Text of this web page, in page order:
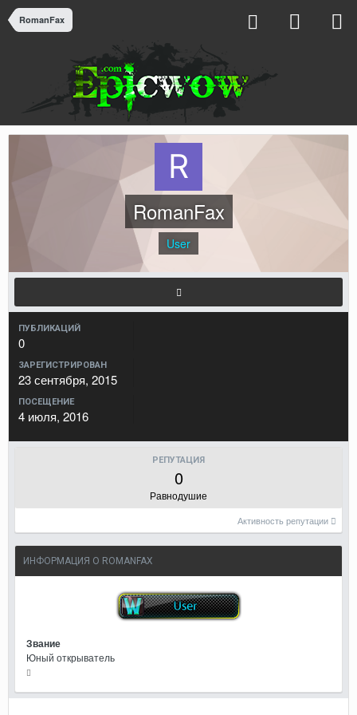
RomanFax
RomanFax
User
ПУБЛИКАЦИЙ
0
ЗАРЕГИСТРИРОВАН
23 сентября, 2015
ПОСЕЩЕНИЕ
4 июля, 2016
РЕПУТАЦИЯ
0
Равнодушие
Активность репутации
ИНФОРМАЦИЯ О ROMANFAX
Звание
Юный открыватель